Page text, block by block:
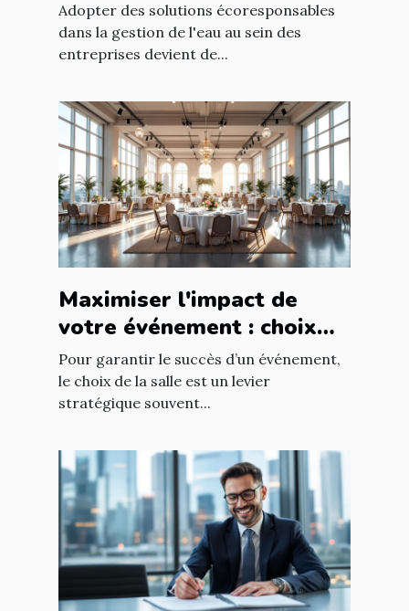
Adopter des solutions écoresponsables
dans la gestion de l'eau au sein des
entreprises devient de...
Maximiser l'impact de
votre événement : choix
stratégique de la salle
Pour garantir le succès d’un événement,
le choix de la salle est un levier
stratégique souvent...